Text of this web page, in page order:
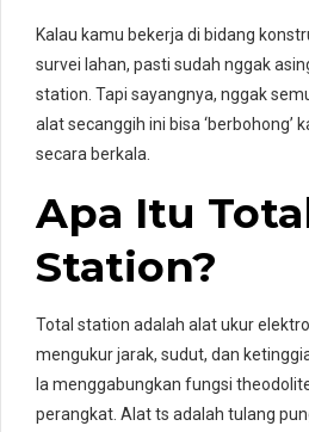
Kalau kamu bekerja di bidang
survei lahan, pasti sudah nggak
station. Tapi sayangnya, nggak
alat secanggih ini bisa ‘berbohong’
secara berkala.
Apa Itu
Station?
Total station adalah alat ukur
mengukur jarak, sudut, dan
Ia menggabungkan fungsi
perangkat. Alat ts adalah tulang